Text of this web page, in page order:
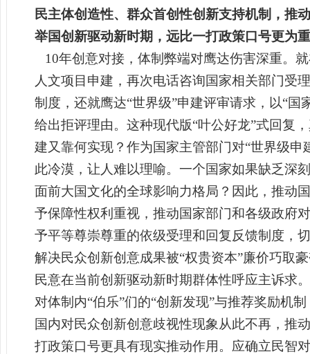
民主体创造性、群众首创性创新支持机制，推
举国创新驱动新时期，远比一打政策口号更为
10年创意对接，体制弊端对鹰达伤害深重。
人文项目申建，再次电话咨询国家相关部门受
制度，还就鹰达“世界级”申建评审请求，以“
给出拒评理由。这种现代版“叶公好龙”式回复
建又靠何实现？作为国家主管部门对“世界级
此冷漠，让人难以理喻。一个国家如果缺乏深
面前大国文化的全球影响力格局？因此，推动
予保障性权利重视，推动国家部门和各级政府
予平等尊崇尊重的依级受理和回复反馈制度，
解决民众创新创意成果被“权贵资本”廉价巧取
民意在当前创新驱动新时期群体性呼应主诉求
对体制内“伯乐”们的“创新发现”与推荐奖励机
国内对民众创新创意歧视性现象从此不再，推
打政策口号更具有现实推动作用。应确立民智